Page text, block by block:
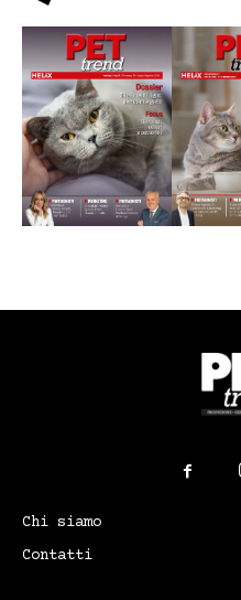
Chi siamo
Contatti